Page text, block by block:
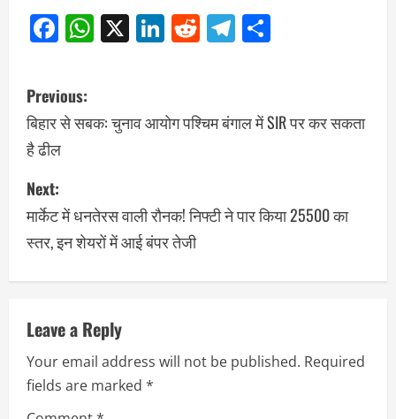
Facebook
WhatsApp
X LinkedIn
RedditTelegram
Previous:
बिहार से सबक: चुनाव आयोग पश्चिम बंगाल में SIR पर कर सकता
है ढील
Next:
मार्केट में धनतेरस वाली रौनक! निफ्टी ने पार किया 25500 का
स्तर, इन शेयरों में आई बंपर तेजी
Leave a Reply
Your email address will not be published. Required
fields are marked *